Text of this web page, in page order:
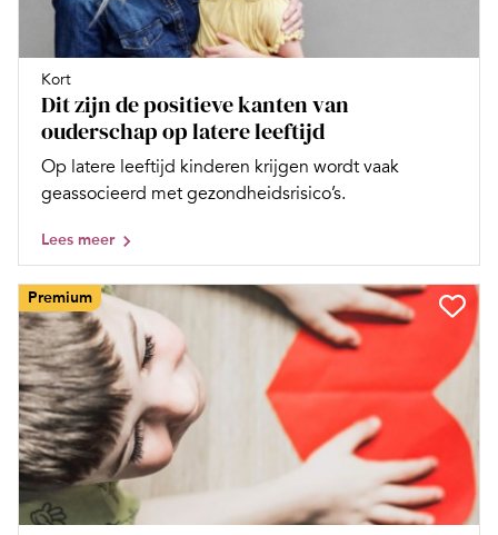
Kort
Dit zijn de positieve kanten van
ouderschap op latere leeftijd
Op latere leeftijd kinderen krijgen wordt vaak
geassocieerd met gezondheidsrisico’s.
Lees meer
Premium